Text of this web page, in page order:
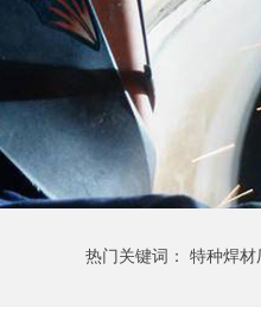
热门关键词： 特种焊材